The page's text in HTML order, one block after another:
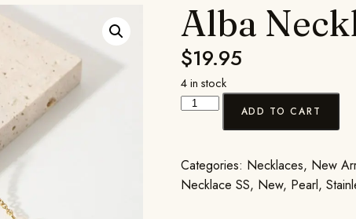
Alba
$19.95
4 in stock
ADD TO CART
Categories: Necklaces, New
Necklace SS, New, Pearl,